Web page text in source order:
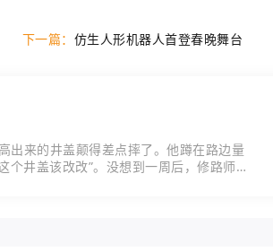
下一篇： 仿生人形机器人首登春晚舞台
出来的井盖颠得差点摔了。他蹲在路边量
个井盖该改改”。没想到一周后，修路师傅